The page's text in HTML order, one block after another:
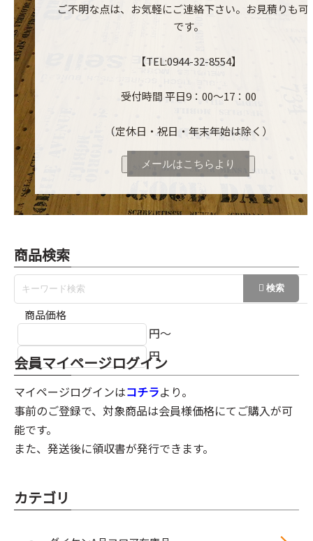
ご不明な点は、お気軽にご連絡下さい。お見積りも可
です。
【TEL:0944-32-8554】
受付時間 平日9：00～17：00
（定休日・祝日・年末年始は除く）
メールはこちらより
商品検索
商品価格
円～
円
会員マイページログイン
マイページログインはコチラより。
事前のご登録で、対象商品は会員様価格にてご購入が可
能です。
また、発送後に領収書が発行できます。
カテゴリ